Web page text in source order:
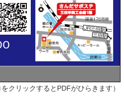
をクリックするとPDFがひらきます）